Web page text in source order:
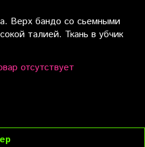
Верх бандо со сьемными
талией. Ткань в убчик
отсутствует